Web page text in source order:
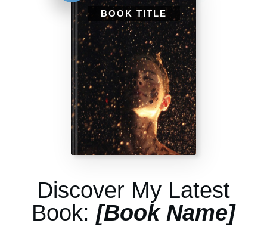
Discover My Latest
Book: [Book Name]
BOOK TITLE